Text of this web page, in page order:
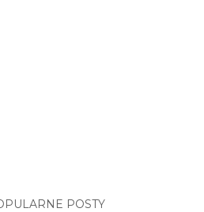
POSTY